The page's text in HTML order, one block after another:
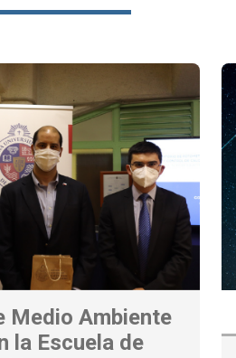
Medio Ambiente
la Escuela de